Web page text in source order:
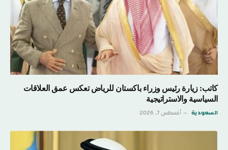
كاتب: زيارة رئيس وزراء باكستان للرياض تعكس عمق العلاقات
السياسية والاستراتيجية
السعودية أغسطس 7, 2026